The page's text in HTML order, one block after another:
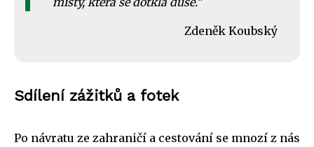
Zdeněk Koubský
Sdílení zážitků a fotek
Po návratu ze zahraničí a cestování se mnozí z nás